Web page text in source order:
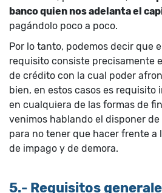
banco quien nos adelanta el
pagándolo poco a poco.
Por lo tanto, podemos decir que
requisito consiste precisamente
de crédito con la cual poder
bien, en estos casos es requisito
en cualquiera de las formas de
venimos hablando el disponer
para no tener que hacer frente a
de impago y de demora.
5.- Requisitos